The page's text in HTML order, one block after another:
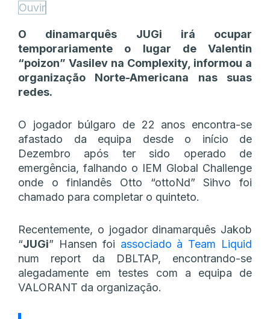
Ouvir
O dinamarquês JUGi irá ocupar
temporariamente o lugar de Valentin
“poizon” Vasilev na Complexity, informou a
organização Norte-Americana nas suas
redes.
O jogador búlgaro de 22 anos encontra-se
afastado da equipa desde o início de
Dezembro após ter sido operado de
emergência, falhando o IEM Global Challenge
onde o finlandês Otto “ottoNd” Sihvo foi
chamado para completar o quinteto.
Recentemente, o jogador dinamarquês Jakob
“JUGi” Hansen foi associado à Team Liquid
num report da DBLTAP, encontrando-se
alegadamente em testes com a equipa de
VALORANT da organização.